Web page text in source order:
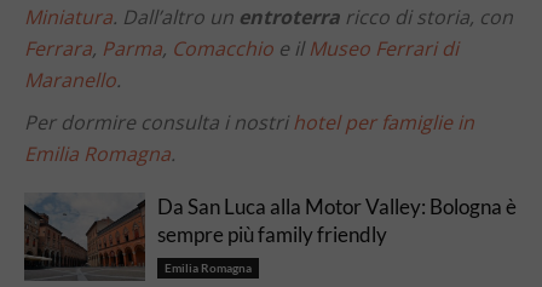
Miniatura. Dall’altro un entroterra ricco di storia, con
Ferrara, Parma, Comacchio e ilMuseo Ferrari di
Maranello.
Per dormire consulta i nostrihotel per famiglie in
Emilia Romagna.
Da San Luca alla Motor Valley: Bologna è
sempre più family friendly
Emilia Romagna